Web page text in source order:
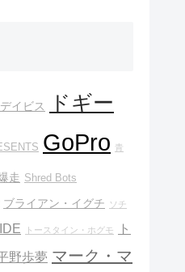
イビス ドギー
GoPro 青
走 Shred Bots
ブライアン・イグチ ソチ
トースタイン・ホグモ
ト
野歩夢 マーク・マ